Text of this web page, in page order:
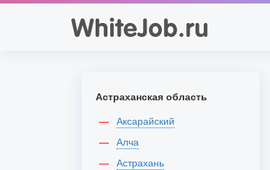
Астраханская область
Аксарайский
Алча
Астрахань